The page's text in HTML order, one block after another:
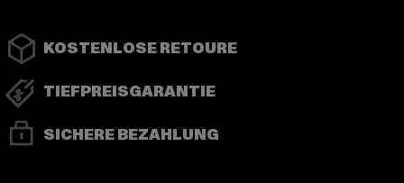
KOSTENLOSE RETOURE
TIEFPREISGARANTIE
SICHERE BEZAHLUNG